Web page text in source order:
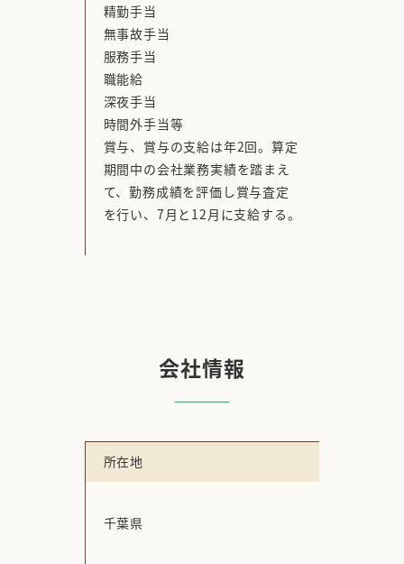
精勤手当
無事故手当
服務手当
職能給
深夜手当
時間外手当等
賞与、賞与の支給は年2回。算定
期間中の会社業務実績を踏まえ
て、勤務成績を評価し賞与査定
を行い、7月と12月に支給する。
会社情報
所在地
千葉県